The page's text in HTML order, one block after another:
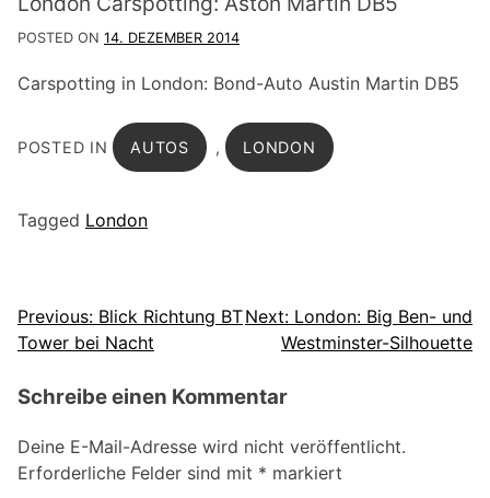
POSTED ON 14. DEZEMBER 2014
Carspotting in London: Bond-Auto Austin Martin DB5
POSTED IN AUTOS , LONDON
Tagged London
Beitragsnavigation
Previous: Blick Richtung BT
Tower bei Nacht
Next: London: Big Ben- und
Westminster-Silhouette
Schreibe einen Kommentar
Deine E-Mail-Adresse wird nicht veröffentlicht.
Erforderliche Felder sind mit * markiert